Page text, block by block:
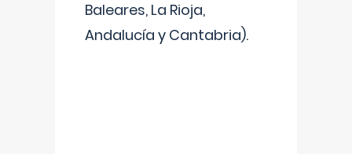
Baleares, La Rioja,
Andalucía y Cantabria).